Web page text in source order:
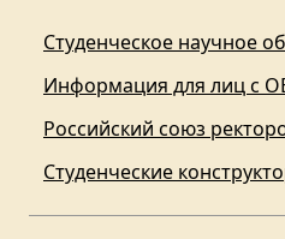
Студенческое научное
Информация для лиц с
Российский союз
Студенческие